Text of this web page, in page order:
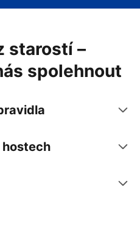
starostí –
spolehnout